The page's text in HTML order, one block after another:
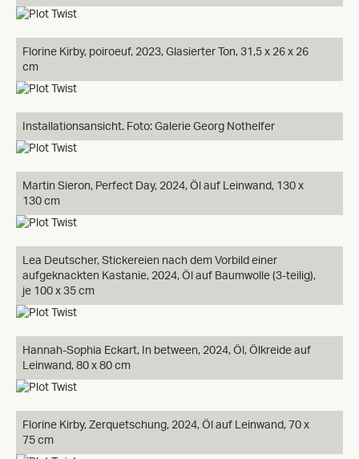
Florine Kirby, poiroeuf, 2023, Glasierter Ton, 31,5 x 26 x 26
cm
Installationsansicht. Foto: Galerie Georg Nothelfer
Martin Sieron, Perfect Day, 2024, Öl auf Leinwand, 130 x
130 cm
Lea Deutscher, Stickereien nach dem Vorbild einer
aufgeknackten Kastanie, 2024, Öl auf Baumwolle (3-teilig),
je 100 x 35 cm
Hannah-Sophia Eckart, In between, 2024, Öl, Ölkreide auf
Leinwand, 80 x 80 cm
Florine Kirby, Zerquetschung, 2024, Öl auf Leinwand, 70 x
75 cm